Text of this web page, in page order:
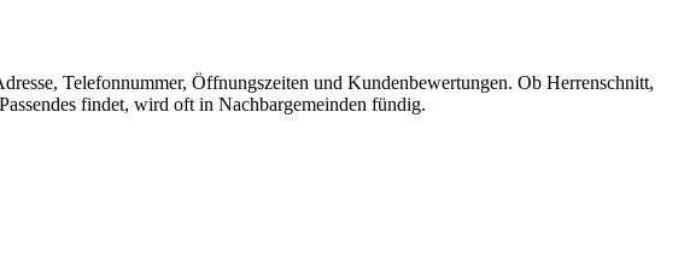
Telefonnummer, Öffnungszeiten und Kundenbewertungen. Ob Herrenschnitt,
findet, wird oft in Nachbargemeinden fündig.